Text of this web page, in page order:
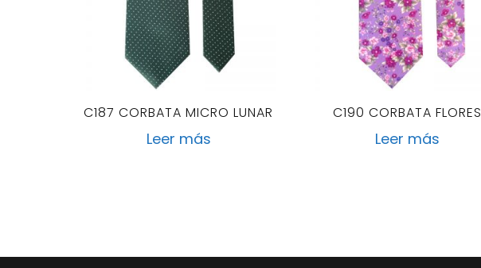
C187 CORBATA MICRO LUNAR
Leer más
C190 CORBATA FLORES
Leer más